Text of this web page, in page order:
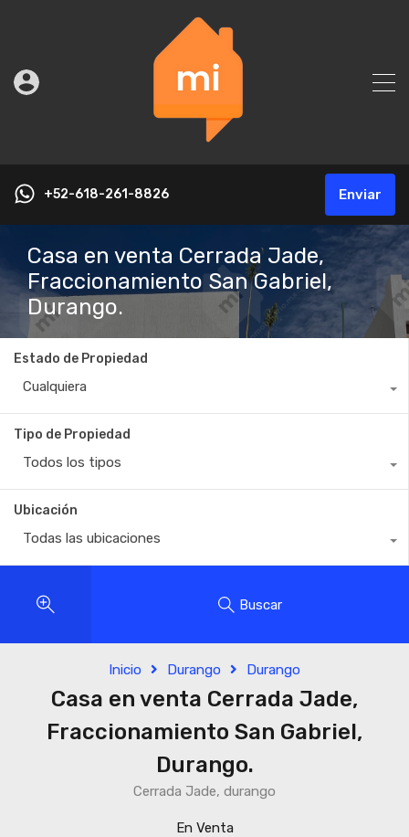
+52-618-261-8826 Enviar
Casa en venta Cerrada Jade,
Fraccionamiento San Gabriel,
Durango.
Estado de Propiedad
Cualquiera
Tipo de Propiedad
Todos los tipos
Ubicación
Todas las ubicaciones
Buscar
Inicio Durango Durango
Casa en venta Cerrada Jade,
Fraccionamiento San Gabriel,
Durango.
Cerrada Jade, durango
En Venta